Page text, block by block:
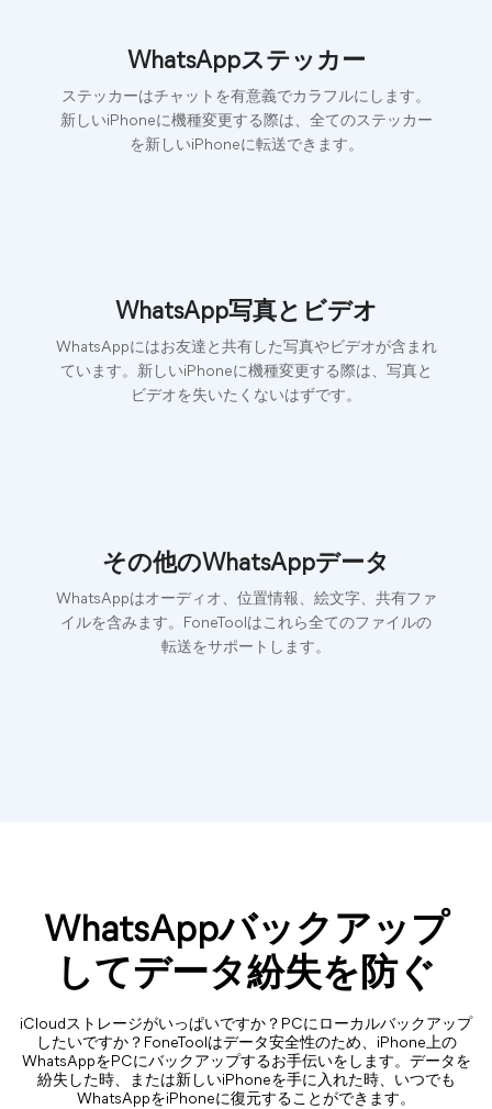
WhatsAppステッカー
ステッカーはチャットを有意義でカラフルにします。
新しいiPhoneに機種変更する際は、全てのステッカー
を新しいiPhoneに転送できます。
WhatsApp写真とビデオ
WhatsAppにはお友達と共有した写真やビデオが含まれ
ています。新しいiPhoneに機種変更する際は、写真と
ビデオを失いたくないはずです。
その他のWhatsAppデータ
WhatsAppはオーディオ、位置情報、絵文字、共有ファ
イルを含みます。FoneToolはこれら全てのファイルの
転送をサポートします。
WhatsAppバックアップ
してデータ紛失を防ぐ
iCloudストレージがいっぱいですか？PCにローカルバックアップ
したいですか？FoneToolはデータ安全性のため、iPhone上の
WhatsAppをPCにバックアップするお手伝いをします。データを
紛失した時、または新しいiPhoneを手に入れた時、いつでも
WhatsAppをiPhoneに復元することができます。